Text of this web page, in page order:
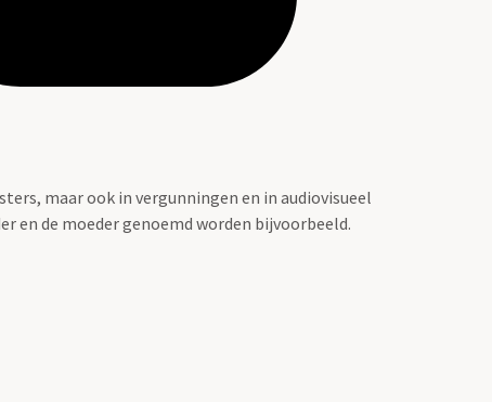
maar ook in vergunningen en in audiovisueel
en de moeder genoemd worden bijvoorbeeld.